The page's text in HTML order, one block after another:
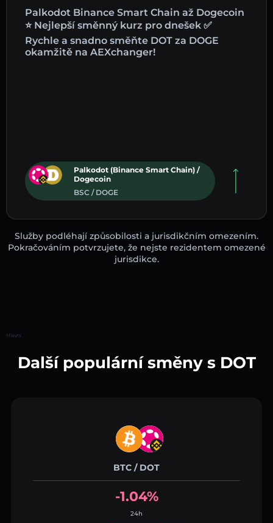
Palkodot Binance Smart Chain až Dogecoin
⭐ Nejlepší směnný kurz pro dnešek ✅
Rychle a snadno směňte DOT za DOGE
okamžitě na AEXchanger!
Palkodot (Binance Smart Chain) /
Dogecoin
BSC / DOGE
Služby podléhají způsobilosti a jurisdikčním omezením.
Pokračováním potvrzujete, že nejste rezidentem omezené
jurisdikce.
Hlavní
Další populární směny s DOT
BTC / DOT
-1.04%
24h